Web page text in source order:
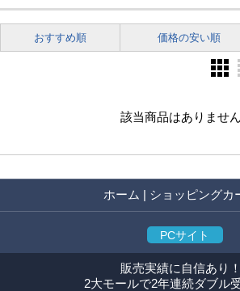
おすすめ順 価格の安い順
該当商品はありません
ホーム | ショッピングカ
PCサイト
販売実績に自信あり！
2大モールで2年連続ダブル